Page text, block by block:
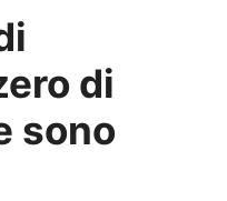
di
sono